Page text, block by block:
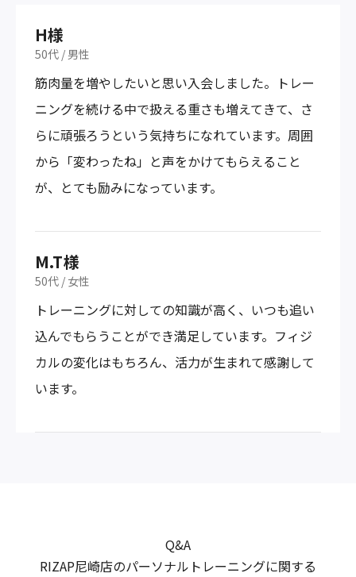
H様
50代 / 男性
筋肉量を増やしたいと思い入会しました。トレー
ニングを続ける中で扱える重さも増えてきて、さ
らに頑張ろうという気持ちになれています。周囲
から「変わったね」と声をかけてもらえること
が、とても励みになっています。
M.T様
50代 / 女性
トレーニングに対しての知識が高く、いつも追い
込んでもらうことができ満足しています。フィジ
カルの変化はもちろん、活力が生まれて感謝して
います。
Q&A
RIZAP尼崎店のパーソナルトレーニングに関する